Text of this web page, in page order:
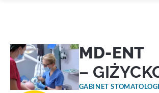
MD-ENT
–
GABINET